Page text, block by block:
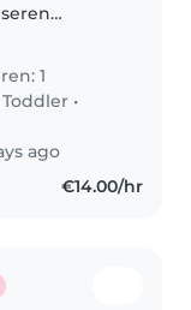
Ihre
Hause
sich
1
Toddler •
ago
€14.00/hr